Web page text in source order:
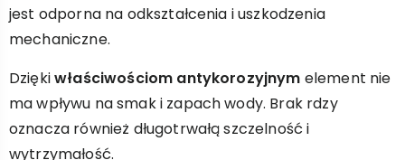
jest odporna na odkształcenia i uszkodzenia
mechaniczne.
Dziękiwłaściwościom antykorozyjnym element nie
ma wpływu na smak i zapach wody. Brak rdzy
oznacza również długotrwałą szczelność i
wytrzymałość.